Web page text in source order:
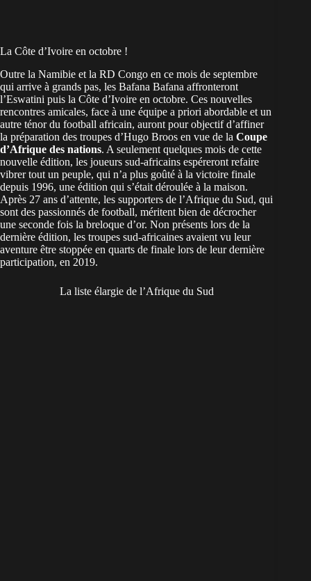
La Côte d’Ivoire en octobre !
Outre la Namibie et la RD Congo en ce mois de septembre
qui arrive à grands pas, les Bafana Bafana affronteront
l’Eswatini puis la Côte d’Ivoire en octobre. Ces nouvelles
rencontres amicales, face à une équipe a priori abordable et un
autre ténor du football africain, auront pour objectif d’affiner
la préparation des troupes d’Hugo Broos en vue de la Coupe
d’Afrique des nations. A seulement quelques mois de cette
nouvelle édition, les joueurs sud-africains espéreront refaire
vibrer tout un peuple, qui n’a plus goûté à la victoire finale
depuis 1996, une édition qui s’était déroulée à la maison.
Après 27 ans d’attente, les supporters de l’Afrique du Sud, qui
sont des passionnés de football, méritent bien de décrocher
une seconde fois la breloque d’or. Non présents lors de la
dernière édition, les troupes sud-africaines avaient vu leur
aventure être stoppée en quarts de finale lors de leur dernière
participation, en 2019.
La liste élargie de l’Afrique du Sud